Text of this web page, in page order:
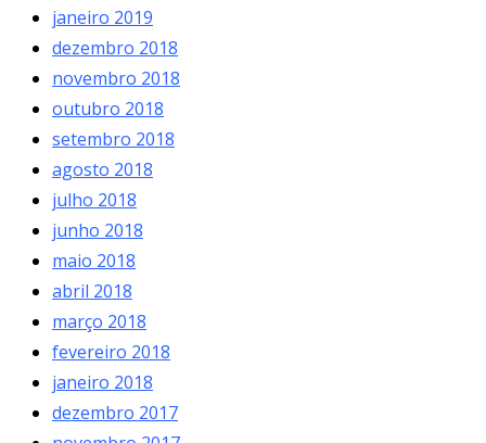
janeiro 2019
dezembro 2018
novembro 2018
outubro 2018
setembro 2018
agosto 2018
julho 2018
junho 2018
maio 2018
abril 2018
março 2018
fevereiro 2018
janeiro 2018
dezembro 2017